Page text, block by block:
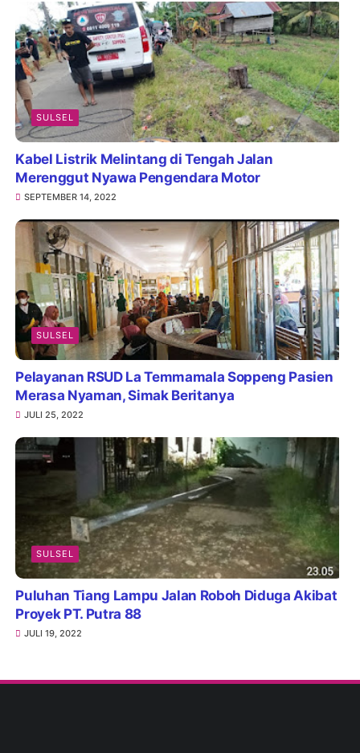
SULSEL
Kabel Listrik Melintang di Tengah Jalan
Merenggut Nyawa Pengendara Motor
SEPTEMBER 14, 2022
SULSEL
Pelayanan RSUD La Temmamala Soppeng Pasien
Merasa Nyaman, Simak Beritanya
JULI 25, 2022
SULSEL
Puluhan Tiang Lampu Jalan Roboh Diduga Akibat
Proyek PT. Putra 88
JULI 19, 2022